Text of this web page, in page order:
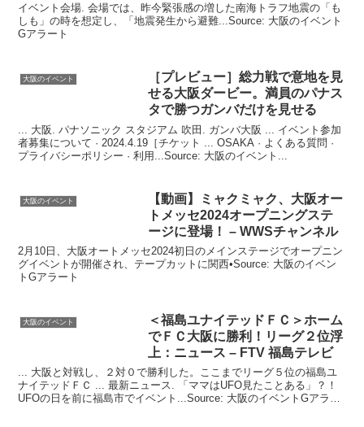
イベント会場. 会場では、昨今緊張感の増した南海トラフ地震の「も
しも」の時を想定し、「地震発生から避難...Source: 大阪のイベント
Gアラート
大阪のイベント
［プレビュー］総力戦で意地を見
せる大阪ダービー。満員のパナス
タで勝つガンバだけを見せる
... 大阪. パナソニック スタジアム 吹田. ガンバ大阪 ... イベント参加
者募集について · 2024.4.19［チケット ... OSAKA · よくある質問 ·
プライバシーポリシー · 利用...Source: 大阪のイベント...
大阪のイベント 【動画】ミャクミャク、 大阪オー
トメッセ2024オープニングステ
ージに登場！ – WWSチャンネル
2月10日、大阪オートメッセ2024初日のメインステージでオープニン
グイベントが開催され、テープカットに関西•Source: 大阪のイベン
トGアラート
大阪のイベント
＜福島ユナイテッドＦＣ＞ホーム
でＦＣ 大阪に勝利！リーグ２位浮
上：ニュース – FTV 福島テレビ
... 大阪と対戦し、２対０で勝利した。ここまでリーグ５位の福島ユ
ナイテッドＦＣ ... 最新ニュース. 「ママはUFO見たことある」？！
UFOの日を前に福島市でイベント...Source: 大阪のイベントGアラー